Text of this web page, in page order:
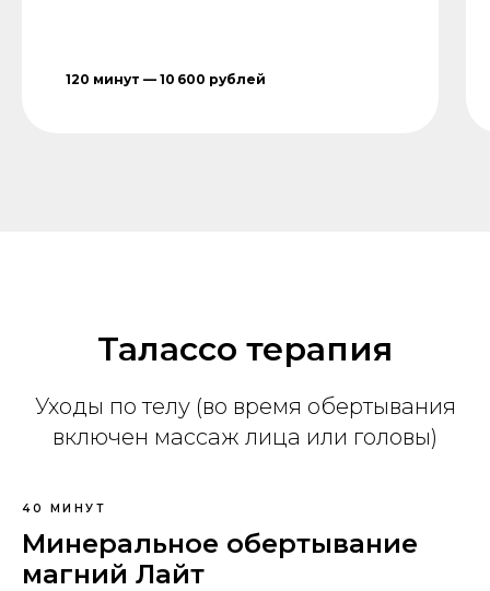
120 минут — 10 600 рублей
Талассо терапия
Уходы по телу (во время обертывания
включен массаж лица или головы)
40 МИНУТ
Минеральное обертывание
магний Лайт